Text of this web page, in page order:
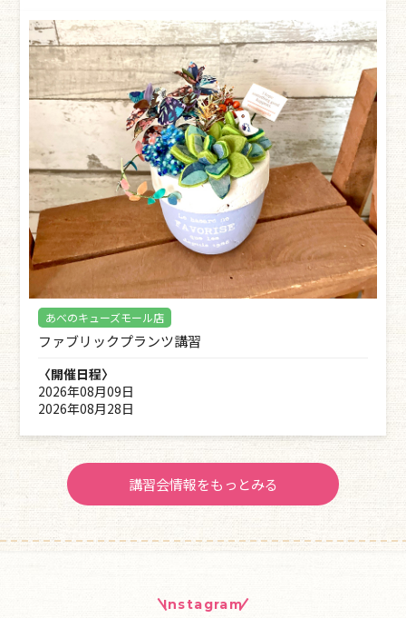
あべのキューズモール店
ファブリックプランツ講習
〈開催日程〉
2026年08月09日
2026年08月28日
講習会情報をもっとみる
Instagram